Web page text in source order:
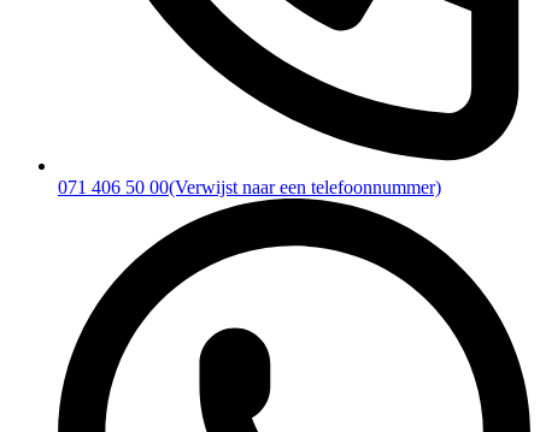
071 406 50 00(Verwijst naar een telefoonnummer)